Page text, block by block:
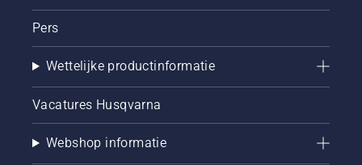
Pers
Wettelijke productinformatie
Vacatures Husqvarna
Webshop informatie